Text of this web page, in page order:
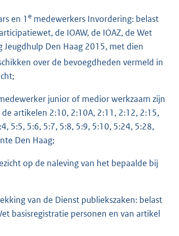
en 1 e medewerkers Invordering: belast
de IOAW, de IOAZ, de Wet
Den Haag 2015, met dien
over de bevoegdheden vermeld in
junior of medior werkzaam zijn
artikelen 2:10, 2:10A, 2:11, 2:12, 2:15,
5:5, 5:6, 5:7, 5:8, 5:9, 5:10, 5:24, 5:28,
Den Haag;
op de naleving van het bepaalde bij
van de Dienst publiekszaken: belast
basisregistratie personen en van artikel